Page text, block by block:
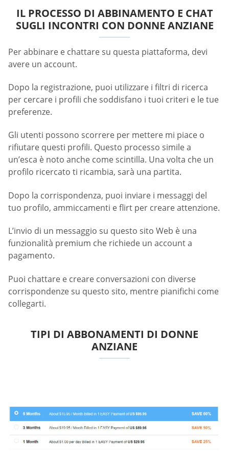
IL PROCESSO DI ABBINAMENTO E CHAT
SUGLI INCONTRI CON DONNE ANZIANE
Per abbinare e chattare su questa piattaforma, devi
avere un account.
Dopo la registrazione, puoi utilizzare i filtri di ricerca
per cercare i profili che soddisfano i tuoi criteri e le tue
preferenze.
Gli utenti possono scorrere per mettere mi piace o
rifiutare questi profili. Questo processo simile a
un’esca è noto anche come scintilla. Una volta che un
profilo ricercato ti ricambia, sarà una partita.
Dopo la corrispondenza, puoi inviare i messaggi del
tuo profilo, ammiccamenti e flirt per creare attenzione.
L’invio di un messaggio su questo sito Web è una
funzionalità premium che richiede un account a
pagamento.
Puoi chattare e creare conversazioni con diverse
corrispondenze su questo sito, mentre pianifichi come
collegarti.
TIPI DI ABBONAMENTI DI DONNE
ANZIANE